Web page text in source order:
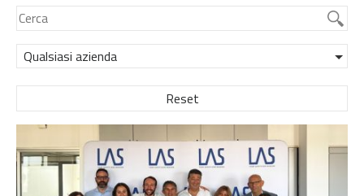
Qualsiasi azienda
Reset